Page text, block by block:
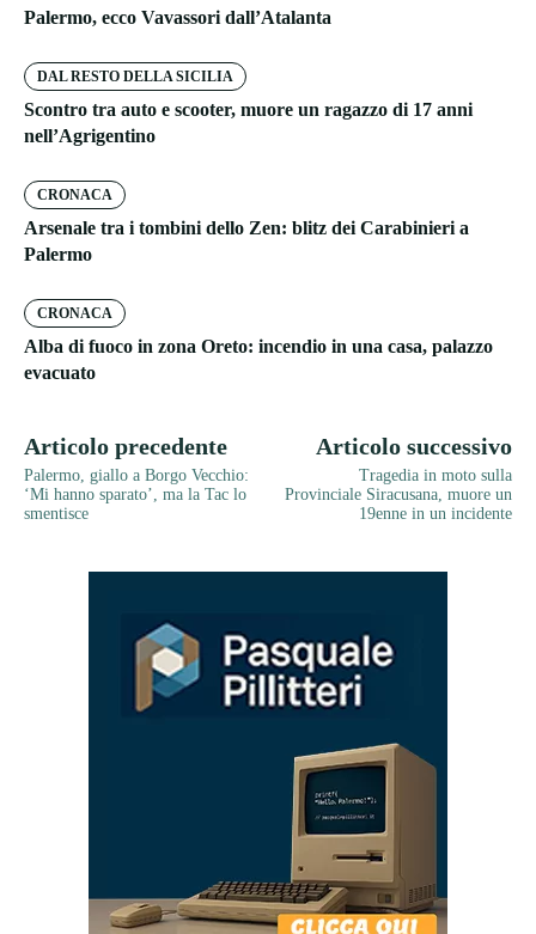
Palermo, ecco Vavassori dall’Atalanta
DAL RESTO DELLA SICILIA
Scontro tra auto e scooter, muore un ragazzo di 17 anni
nell’Agrigentino
CRONACA
Arsenale tra i tombini dello Zen: blitz dei Carabinieri a
Palermo
CRONACA
Alba di fuoco in zona Oreto: incendio in una casa, palazzo
evacuato
Articolo precedente
Palermo, giallo a Borgo Vecchio:
‘Mi hanno sparato’, ma la Tac lo
smentisce
Articolo successivo
Tragedia in moto sulla
Provinciale Siracusana, muore un
19enne in un incidente